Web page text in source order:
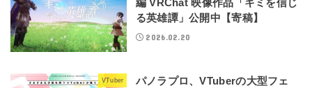
編 VRChat 映像作品「キミを信じ
る英雄譚」公開中【寄稿】
2026.02.20
VTuber
パノラプロ、VTuberの大型フェ